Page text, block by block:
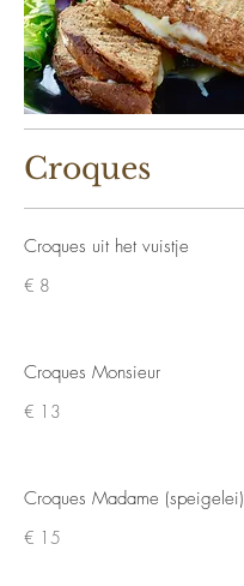
Croques
Croques uit het vuistje
€ 8
Croques Monsieur
€ 13
Croques Madame (speigelei)
€ 15